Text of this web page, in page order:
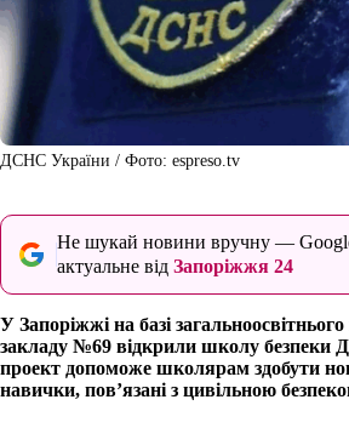
ДСНС України / Фото: espreso.tv
Не шукай новини вручну —
актуальне від Запоріжжя 24
У Запоріжжі на базі
закладу №69 відкрили школу безпеки
проект допоможе школярам здобути
навички, пов’язані з цивільною